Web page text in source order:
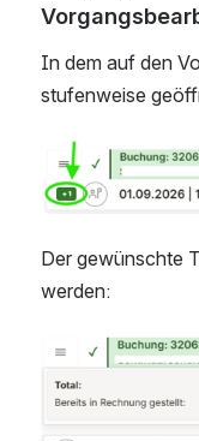
In dem auf den
stufenweise
Open
Der gewünschte
werden:
Open